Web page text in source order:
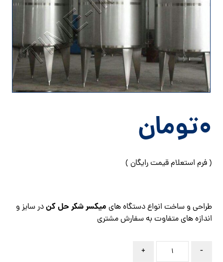
۰تومان
( فرم استعلام قیمت رایگان )
طراحی و ساخت انواع دستگاه های میکسر شکر حل کندر سایز و
اندازه های متفاوت به سفارش مشتری
-
+